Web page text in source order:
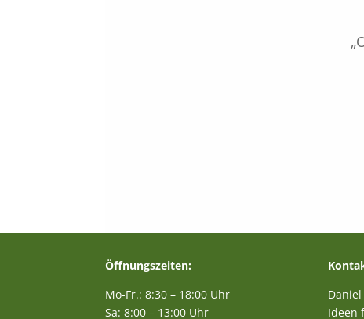
Öffnungszeiten:
Mo-Fr.: 8:30 – 18:00 Uhr
Sa: 8:00 – 13:00 Uhr
Ideen